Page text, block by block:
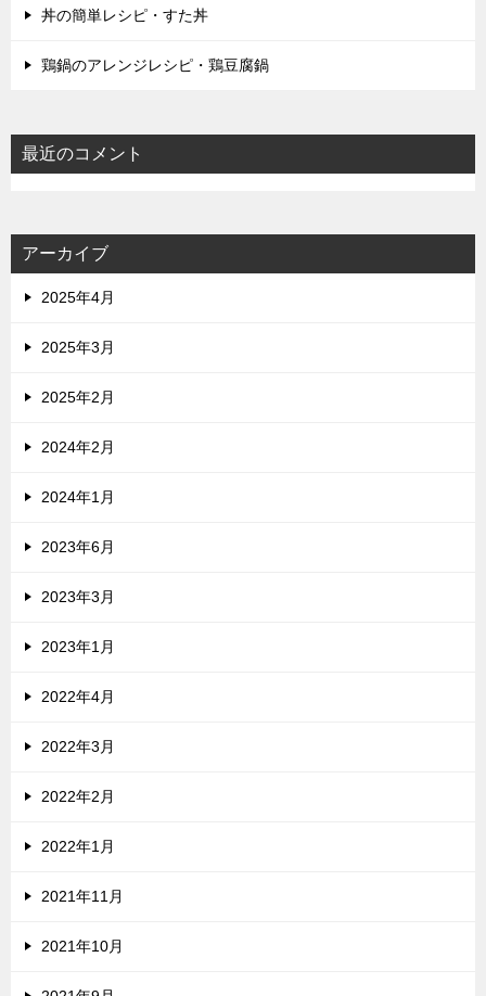
丼の簡単レシピ・すた丼
鶏鍋のアレンジレシピ・鶏豆腐鍋
最近のコメント
アーカイブ
2025年4月
2025年3月
2025年2月
2024年2月
2024年1月
2023年6月
2023年3月
2023年1月
2022年4月
2022年3月
2022年2月
2022年1月
2021年11月
2021年10月